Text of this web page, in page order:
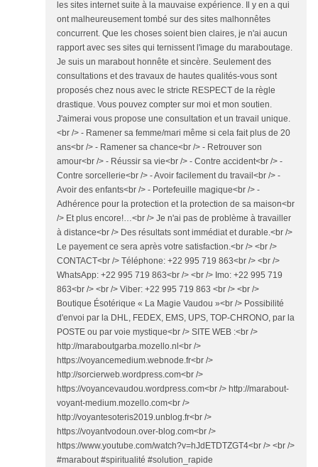
les sites internet suite à la mauvaise expérience. Il y en a qui
ont malheureusement tombé sur des sites malhonnêtes
concurrent. Que les choses soient bien claires, je n'ai aucun
rapport avec ses sites qui ternissent l'image du maraboutage.
Je suis un marabout honnête et sincère. Seulement des
consultations et des travaux de hautes qualités-vous sont
proposés chez nous avec le stricte RESPECT de la règle
drastique. Vous pouvez compter sur moi et mon soutien.
J'aimerai vous propose une consultation et un travail unique.
<br /> - Ramener sa femme/mari même si cela fait plus de 20
ans<br /> - Ramener sa chance<br /> - Retrouver son
amour<br /> - Réussir sa vie<br /> - Contre accident<br /> -
Contre sorcellerie<br /> - Avoir facilement du travail<br /> -
Avoir des enfants<br /> - Portefeuille magique<br /> -
Adhérence pour la protection et la protection de sa maison<br
/> Et plus encore!…<br /> Je n'ai pas de problème à travailler
à distance<br /> Des résultats sont immédiat et durable.<br />
Le payement ce sera après votre satisfaction.<br /> <br />
CONTACT<br /> Téléphone: +22 995 719 863<br /> <br />
WhatsApp: +22 995 719 863<br /> <br /> Imo: +22 995 719
863<br /> <br /> Viber: +22 995 719 863 <br /> <br />
Boutique Ésotérique « La Magie Vaudou »<br /> Possibilité
d'envoi par la DHL, FEDEX, EMS, UPS, TOP-CHRONO, par la
POSTE ou par voie mystique<br /> SITE WEB :<br />
http://maraboutgarba.mozello.nl<br />
https://voyancemedium.webnode.fr<br />
http://sorcierweb.wordpress.com<br />
https://voyancevaudou.wordpress.com<br /> http://marabout-
voyant-medium.mozello.com<br />
http://voyantesoteris2019.unblog.fr<br />
https://voyantvodoun.over-blog.com<br />
https://www.youtube.com/watch?v=hJdETDTZGT4<br /> <br />
#marabout #spiritualité #solution_rapide